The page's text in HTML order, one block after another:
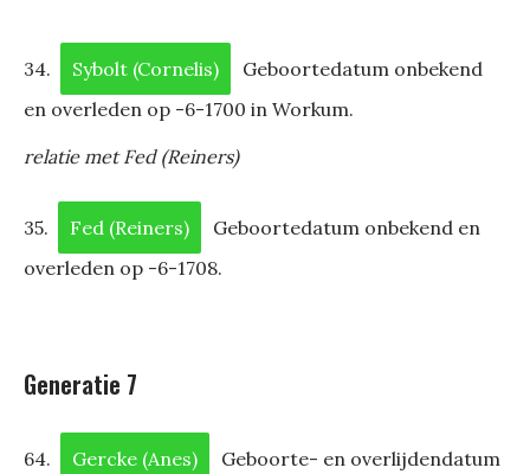
34. Sybolt (Cornelis)
Geboortedatum onbekend
en overleden op -6-1700 in Workum.
relatie met Fed (Reiners)
35. Fed (Reiners)
Geboortedatum onbekend en
overleden op -6-1708.
Generatie 7
64. Gercke (Anes)
Geboorte- en overlijdendatum